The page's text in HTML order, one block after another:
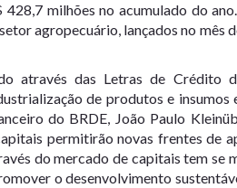
milhões no acumulado do
agropecuário, lançados no mês
através das Letras de Crédito
de produtos e insumos
do BRDE, João Paulo
permitirão novas frentes de
do mercado de capitais tem se
o desenvolvimento